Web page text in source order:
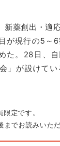
薬創出・適
が現行の5～
た。28日、
」が設けて
限定です。
でお読みいただ